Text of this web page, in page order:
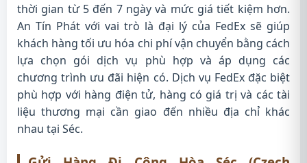
thời gian từ 5 đến 7 ngày và mức giá tiết kiệm hơn.
An Tín Phát với vai trò là đại lý của FedEx sẽ giúp
khách hàng tối ưu hóa chi phí vận chuyển bằng cách
lựa chọn gói dịch vụ phù hợp và áp dụng các
chương trình ưu đãi hiện có. Dịch vụ FedEx đặc biệt
phù hợp với hàng điện tử, hàng có giá trị và các tài
liệu thương mại cần giao đến nhiều địa chỉ khác
nhau tại Séc.